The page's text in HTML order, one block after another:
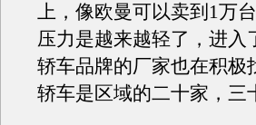
上，像欧曼可以卖到1万
压力是越来越轻了，进
轿车品牌的厂家也在积极
轿车是区域的二十家，三